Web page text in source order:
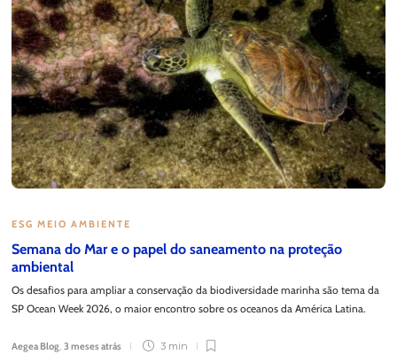
ESG MEIO AMBIENTE
Semana do Mar e o papel do saneamento na proteção
ambiental
Os desafios para ampliar a conservação da biodiversidade marinha são tema da
SP Ocean Week 2026, o maior encontro sobre os oceanos da América Latina.
Aegea Blog,3 meses atrás 3 min